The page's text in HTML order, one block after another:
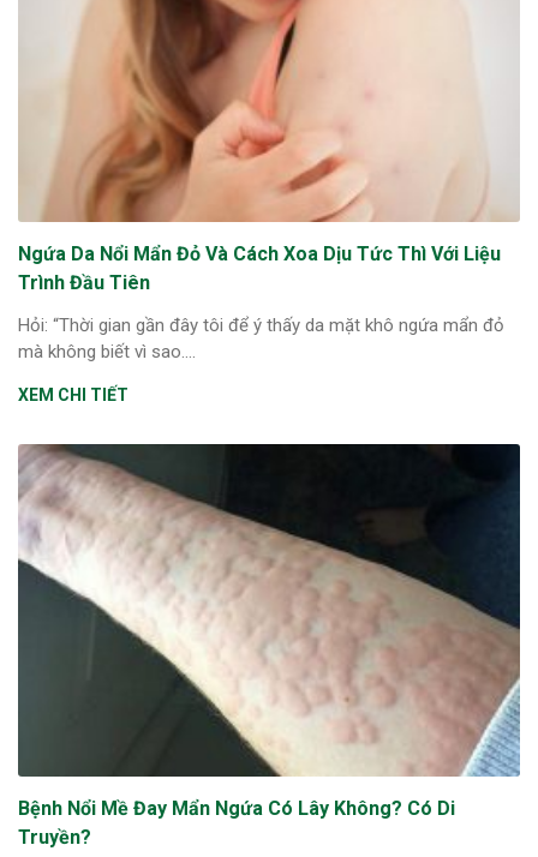
Ngứa Da Nổi Mẩn Đỏ Và Cách Xoa Dịu Tức Thì Với Liệu
Trình Đầu Tiên
Hỏi: “Thời gian gần đây tôi để ý thấy da mặt khô ngứa mẩn đỏ
mà không biết vì sao....
XEM CHI TIẾT
Bệnh Nổi Mề Đay Mẩn Ngứa Có Lây Không? Có Di
Truyền?